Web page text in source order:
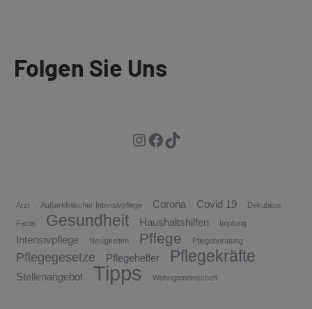
Folgen Sie Uns
Instagram
Facebook
TikTok
Arzt Außerklinischer Intensivpflege Corona Covid 19 Dekubitus
Facts Gesundheit Haushaltshilfen Impfung
Intensivpflege Neuigkeiten Pflege Pflegeberatung
Pflegegesetze Pflegehelfer Pflegekräfte
Stellenangebot Tipps Wohngemeinschaft